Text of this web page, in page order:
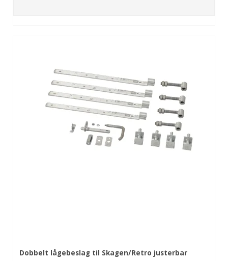
Dobbelt lågebeslag til Skagen/Retro justerbar